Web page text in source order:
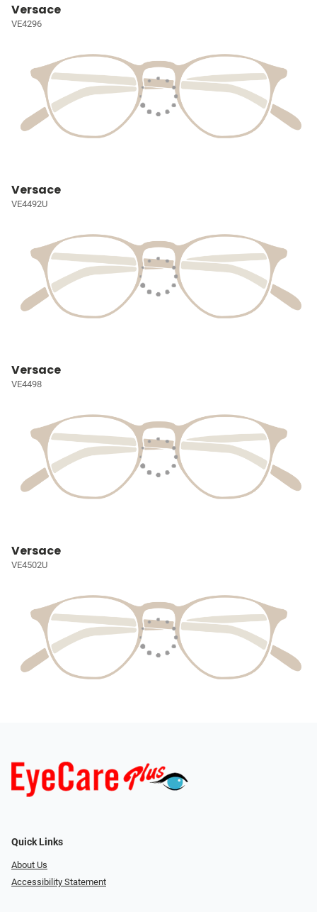
Versace
VE4296
Versace
VE4492U
Versace
VE4498
Versace
VE4502U
Quick Links
About Us
Accessibility Statement